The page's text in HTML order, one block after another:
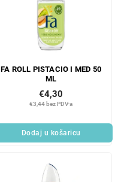
FA ROLL PISTACIO I MED 50
ML
€3,44 bez PDV-a
€4,30
Dodaj u košaricu